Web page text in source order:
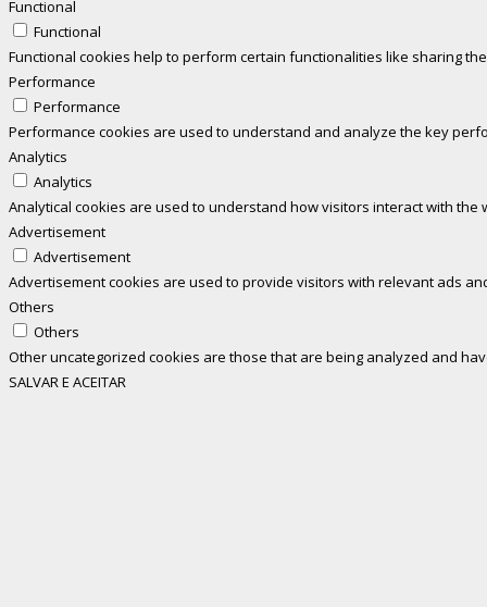
Functional
Functional
Functional cookies help to perform certain functionalities like sharing
Performance
Performance
Performance cookies are used to understand and analyze the key
Analytics
Analytics
Analytical cookies are used to understand how visitors interact with
Advertisement
Advertisement
Advertisement cookies are used to provide visitors with relevant ads
Others
Others
Other uncategorized cookies are those that are being analyzed and
SALVAR E ACEITAR